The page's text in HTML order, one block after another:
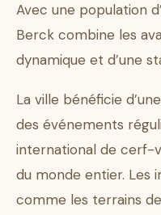
Avec une population
Berck combine les
dynamique et d’une
La ville bénéficie
des événements
international de cerf-
du monde entier. Les
comme les terrains